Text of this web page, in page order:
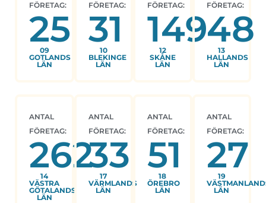
FÖRETAG:
25
09
GOTLANDS
LÄN
FÖRETAG:
31
10
BLEKINGE
LÄN
FÖRETAG:
149
12
SKÅNE
LÄN
FÖRETAG:
48
13
HALLANDS
LÄN
ANTAL
FÖRETAG:
262
14
VÄSTRA
GÖTALANDS
LÄN
ANTAL
FÖRETAG:
33
17
VÄRMLANDS
LÄN
ANTAL
FÖRETAG:
51
18
ÖREBRO
LÄN
ANTAL
FÖRETAG:
27
19
LÄN